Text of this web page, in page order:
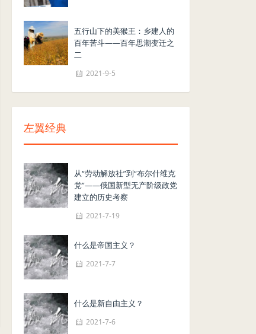
五行山下的美猴王：乡建人的
百年苦斗——百年思潮变迁之
二
2021-9-5
左翼经典
从“劳动解放社”到“布尔什维克
党”——俄国新型无产阶级政党
建立的历史考察
2021-7-19
什么是帝国主义？
2021-7-7
什么是新自由主义？
2021-7-6